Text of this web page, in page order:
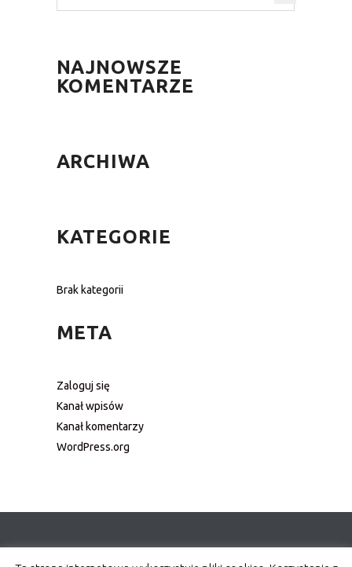
NAJNOWSZE
KOMENTARZE
ARCHIWA
KATEGORIE
Brak kategorii
META
Zaloguj się
Kanał wpisów
Kanał komentarzy
WordPress.org